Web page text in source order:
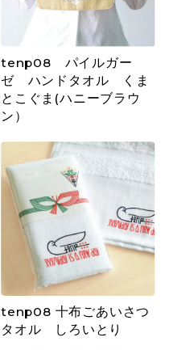
tenp08 パイルガー
ゼ ハンドタオル くま
とこぐま(ハニーブラウ
ン）
tenp08 十布ごあいさつ
タオル しろいとり